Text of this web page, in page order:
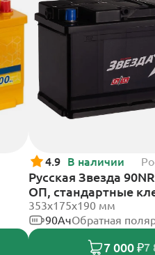
4.9 В наличии
Русская Звезда
ОП, стандартные
353x175x190 мм
90АчОбратная
7 000 ₽7